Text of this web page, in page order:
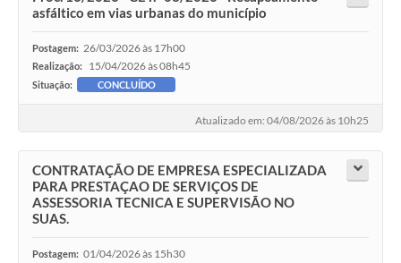
asfáltico em vias urbanas do município
Postagem: 26/03/2026 às 17h00
Realização: 15/04/2026 às 08h45
Situação: CONCLUÍDO
Atualizado em: 04/08/2026 às 10h25
CONTRATAÇÃO DE EMPRESA ESPECIALIZADA
PARA PRESTAÇAO DE SERVIÇOS DE
ASSESSORIA TECNICA E SUPERVISÃO NO
SUAS.
Postagem: 01/04/2026 às 15h30